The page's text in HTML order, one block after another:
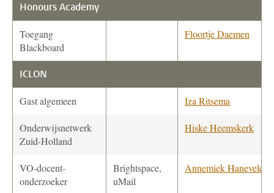
Honours Academy
Toegang
Blackboard
Floortje Daemen
ICLON
Gast algemeen Iza Ritsema
Onderwijsnetwerk
Zuid-Holland
Hiske Heemskerk
VO-docent-
onderzoeker
Brightspace,
uMail
Annemiek Haneveld